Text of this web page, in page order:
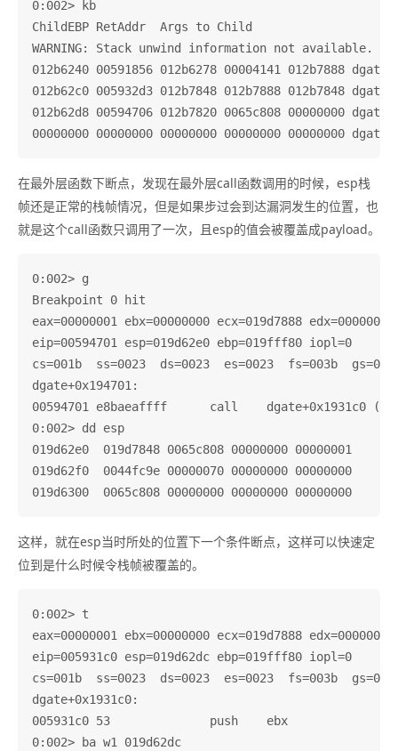
0:002> kb
ChildEBP RetAddr  Args to Child
WARNING: Stack unwind information not available.
012b6240 00591856 012b6278 00004141 012b7888
012b62c0 005932d3 012b7848 012b7888 012b7848
012b62d8 00594706 012b7820 0065c808 00000000
在最外层函数下断点，发现在最外层call函数调用的时候，esp栈
帧还是正常的栈帧情况，但是如果步过会到达漏洞发生的位置，也
就是这个call函数只调用了一次，且esp的值会被覆盖成payload。
0:002> g
Breakpoint 0 hit
eax=00000001 ebx=00000000 ecx=019d7888
eip=00594701 esp=019d62e0 ebp=019fff80 iopl=0
cs=001b  ss=0023  ds=0023  es=0023  fs=003b
dgate+0x194701:
00594701 e8baeaffff      call    dgate+0x1931c0
0:002> dd esp
019d62e0  019d7848 0065c808 00000000 00000001
019d62f0  0044fc9e 00000070 00000000 00000000
这样，就在esp当时所处的位置下一个条件断点，这样可以快速定
位到是什么时候令栈帧被覆盖的。
0:002> t
eax=00000001 ebx=00000000 ecx=019d7888
eip=005931c0 esp=019d62dc ebp=019fff80 iopl=0
cs=001b  ss=0023  ds=0023  es=0023  fs=003b
dgate+0x1931c0:
005931c0 53              push    ebx